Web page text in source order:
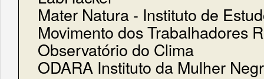
Mater Natura - Instituto de
Movimento dos Trabalhadores
Observatório do Clima
ODARA Instituto da Mulher